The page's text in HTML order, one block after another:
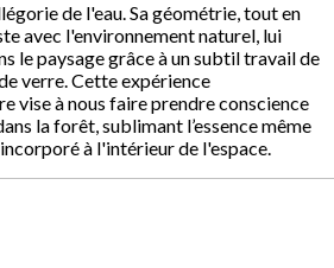
de l'eau. Sa géométrie, tout en
avec l'environnement naturel, lui
le paysage grâce à un subtil travail de
verre. Cette expérience
vise à nous faire prendre conscience
la forêt, sublimant l’essence même
à l'intérieur de l'espace.